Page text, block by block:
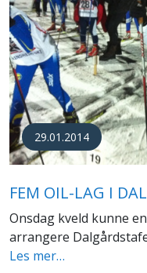
29.01.2014
FEM OIL-LAG I
Onsdag kveld kunne
arrangere
Les mer…